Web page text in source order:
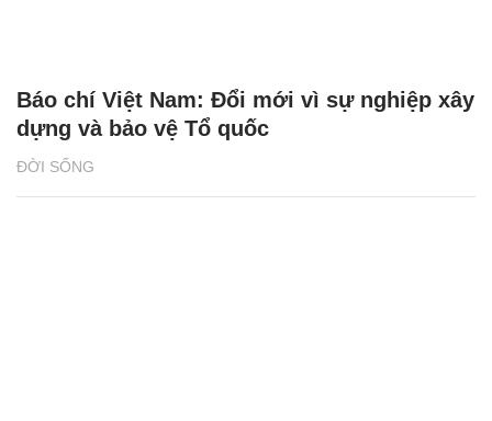
ĐỜI SỐNG
Báo chí Việt Nam: Đổi mới vì sự nghiệp xây
dựng và bảo vệ Tổ quốc